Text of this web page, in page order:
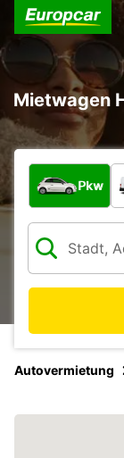
Mietwagen
Welche Art
Pkw
Autovermietung